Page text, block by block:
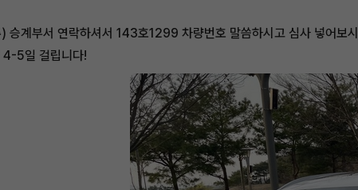
승계부서 연락하셔서 143호1299 차량번호 말씀하시고 심사 넣어보
5일 걸립니다!